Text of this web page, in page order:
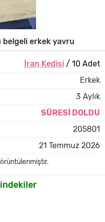
belgeli erkek yavru
İran Kedisi/ 10 Adet
Erkek
3 Aylık
SÜRESİ DOLDU
205801
21 Temmuz 2026